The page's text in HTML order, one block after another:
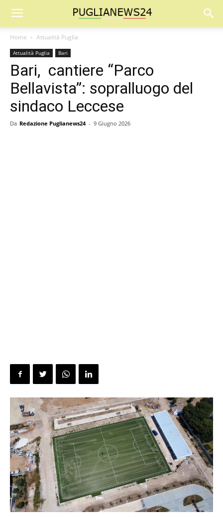
Home Attualità Puglia
Attualità Puglia Bari
Bari, cantiere “Parco
Bellavista”: sopralluogo del
sindaco Leccese
Da Redazione Puglianews24 - 9 Giugno 2026